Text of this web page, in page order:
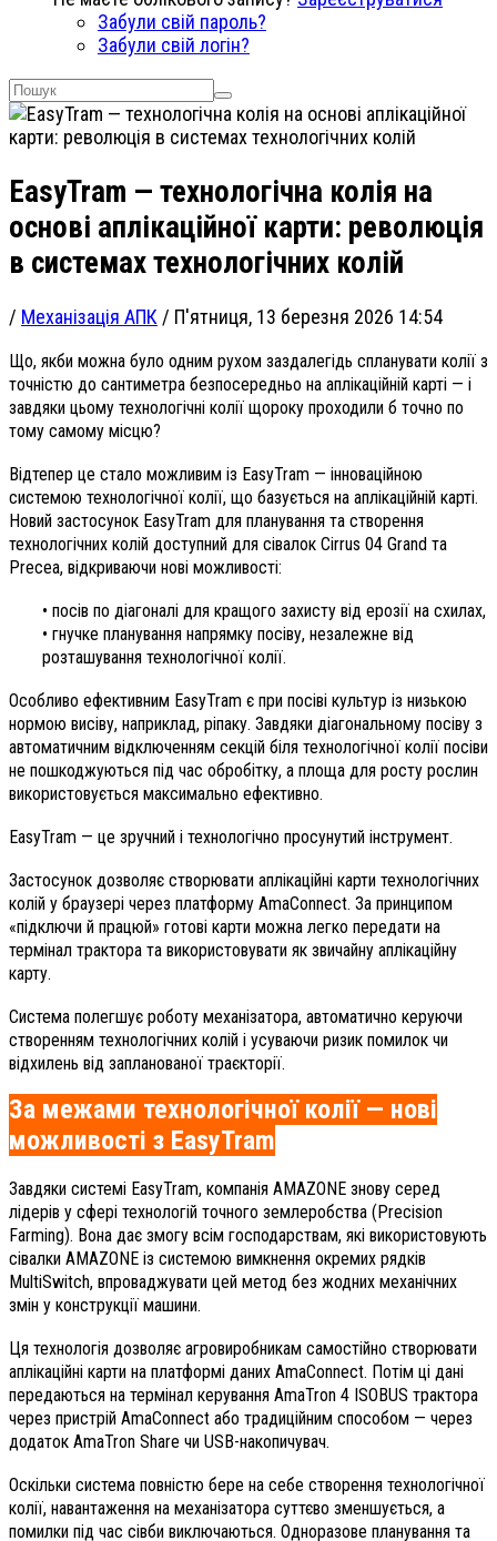
Забули свій пароль?
Забули свій логін?
EasyTram — технологічна колія на
основі аплікаційної карти: революція
в системах технологічних колій
/ Механізація АПК / П'ятниця, 13 березня 2026 14:54
Що, якби можна було одним рухом заздалегідь спланувати колії з
точністю до сантиметра безпосередньо на аплікаційній карті — і
завдяки цьому технологічні колії щороку проходили б точно по
тому самому місцю?
Відтепер це стало можливим із EasyTram — інноваційною
системою технологічної колії, що базується на аплікаційній карті.
Новий застосунок EasyTram для планування та створення
технологічних колій доступний для сівалок Cirrus 04 Grand та
Precea, відкриваючи нові можливості:
• посів по діагоналі для кращого захисту від ерозії на схилах,
• гнучке планування напрямку посіву, незалежне від
розташування технологічної колії.
Особливо ефективним EasyTram є при посіві культур із низькою
нормою висіву, наприклад, ріпаку. Завдяки діагональному посіву з
автоматичним відключенням секцій біля технологічної колії посіви
не пошкоджуються під час обробітку, а площа для росту рослин
використовується максимально ефективно.
EasyTram — це зручний і технологічно просунутий інструмент.
Застосунок дозволяє створювати аплікаційні карти технологічних
колій у браузері через платформу AmaConnect. За принципом
«підключи й працюй» готові карти можна легко передати на
термінал трактора та використовувати як звичайну аплікаційну
карту.
Система полегшує роботу механізатора, автоматично керуючи
створенням технологічних колій і усуваючи ризик помилок чи
відхилень від запланованої траєкторії.
За межами технологічної колії — нові
можливості з EasyTram
Завдяки системі EasyTram, компанія AMAZONE знову серед
лідерів у сфері технологій точного землеробства (Precision
Farming). Вона дає змогу всім господарствам, які використовують
сівалки AMAZONE із системою вимкнення окремих рядків
MultiSwitch, впроваджувати цей метод без жодних механічних
змін у конструкції машини.
Ця технологія дозволяє агровиробникам самостійно створювати
аплікаційні карти на платформі даних AmaConnect. Потім ці дані
передаються на термінал керування AmaTron 4 ISOBUS трактора
через пристрій AmaConnect або традиційним способом — через
додаток AmaTron Share чи USB-накопичувач.
Оскільки система повністю бере на себе створення технологічної
колії, навантаження на механізатора суттєво зменшується, а
помилки під час сівби виключаються. Одноразове планування та